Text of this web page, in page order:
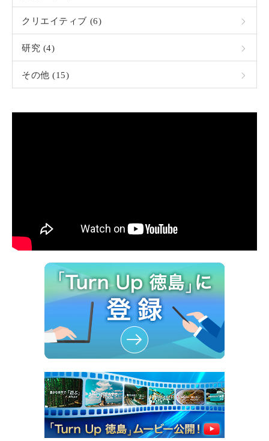
クリエイティブ (6)
研究 (4)
その他 (15)